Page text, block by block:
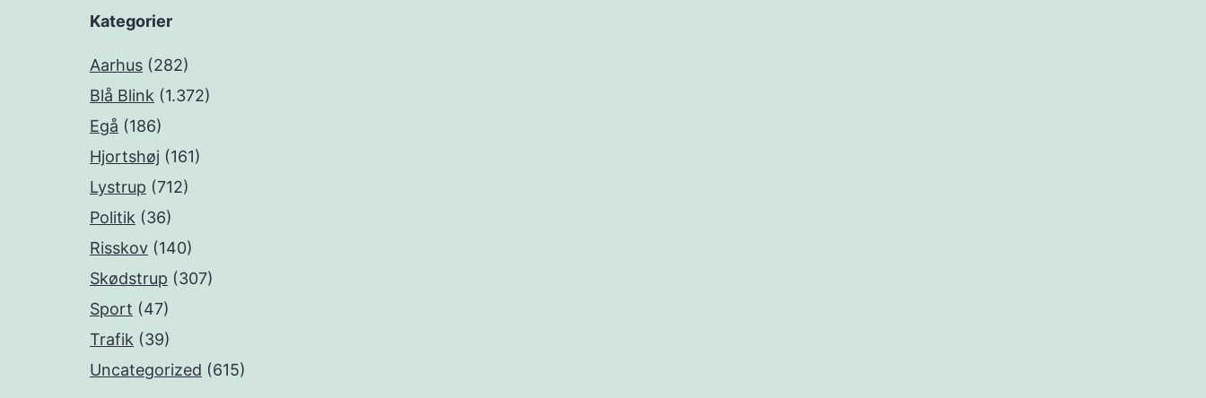
Kategorier
Aarhus (282)
Blå Blink (1.372)
Egå (186)
Hjortshøj (161)
Lystrup (712)
Politik (36)
Risskov (140)
Skødstrup (307)
Sport (47)
Trafik (39)
Uncategorized (615)